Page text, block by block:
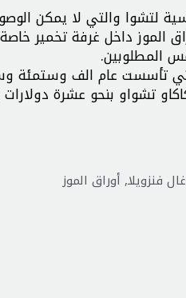
لتشوا والتي لا يمكن
الموز داخل غرفة تخمير
المطلوبين.
تشواو بنحو عشرة
فنزويلا, أوراق الموز